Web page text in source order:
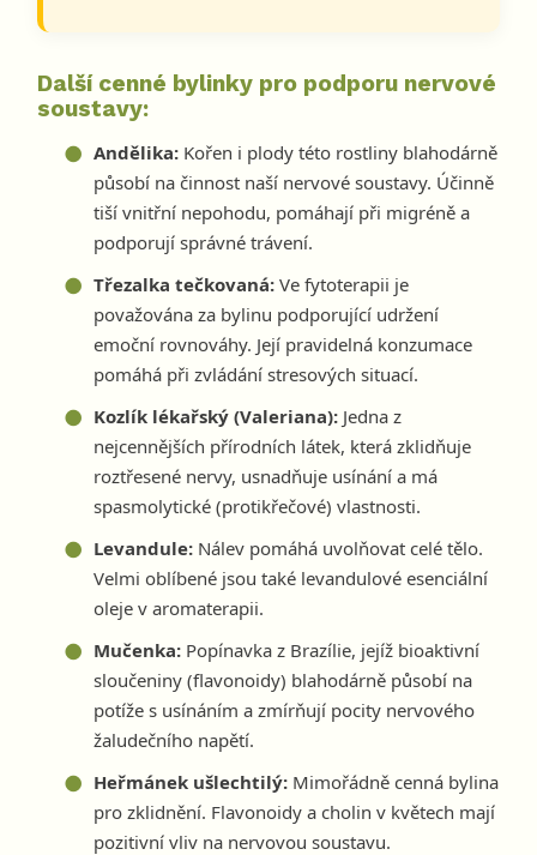
Další cenné bylinky pro podporu nervové
soustavy:
Andělika: Kořen i plody této rostliny blahodárně
působí na činnost naší nervové soustavy. Účinně
tiší vnitřní nepohodu, pomáhají při migréně a
podporují správné trávení.
Třezalka tečkovaná: Ve fytoterapii je
považována za bylinu podporující udržení
emoční rovnováhy. Její pravidelná konzumace
pomáhá při zvládání stresových situací.
Kozlík lékařský (Valeriana): Jedna z
nejcennějších přírodních látek, která zklidňuje
roztřesené nervy, usnadňuje usínání a má
spasmolytické (protikřečové) vlastnosti.
Levandule: Nálev pomáhá uvolňovat celé tělo.
Velmi oblíbené jsou také levandulové esenciální
oleje v aromaterapii.
Mučenka: Popínavka z Brazílie, jejíž bioaktivní
sloučeniny (flavonoidy) blahodárně působí na
potíže s usínáním a zmírňují pocity nervového
žaludečního napětí.
Heřmánek ušlechtilý: Mimořádně cenná bylina
pro zklidnění. Flavonoidy a cholin v květech mají
pozitivní vliv na nervovou soustavu.